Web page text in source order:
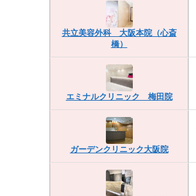
共立美容外科 大阪本院（心斎
橋）
エミナルクリニック 梅田院
ガーデンクリニック大阪院